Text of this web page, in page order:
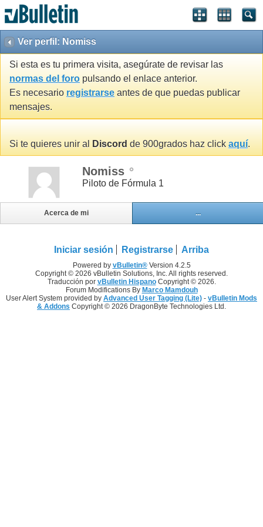
Ver perfil: Nomiss
Si esta es tu primera visita, asegúrate de revisar las
normas del foro pulsando el enlace anterior.
Es necesario registrarse antes de que puedas publicar
mensajes.
Si te quieres unir al Discord de 900grados haz click aquí.
Nomiss
Piloto de Fórmula 1
Acerca de mi ...
Iniciar sesión Registrarse Arriba
Powered by vBulletin®Version 4.2.5
Copyright © 2026 vBulletin Solutions, Inc. All rights reserved.
Traducción por vBulletin HispanoCopyright © 2026.
Forum Modifications By Marco Mamdouh
User Alert System provided by Advanced User Tagging (Lite) - vBulletin Mods
& Addons Copyright © 2026 DragonByte Technologies Ltd.